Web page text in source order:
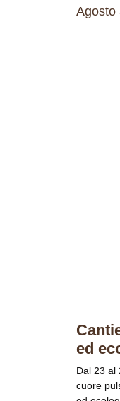
Agosto
ed
Dal 23 al
cuore